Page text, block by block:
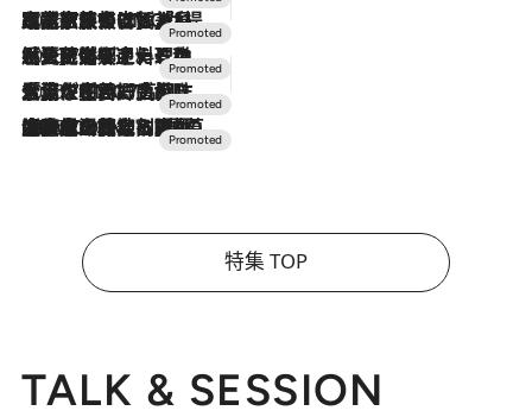
2026.7.31
【ホテル帰省】という選択肢をOMOが提案。家族とほどよい距離を保つには「昼は実家、夜は気兼ねなくホテルで！」
2026.7.24
【夏限定ディナーコース】旬を迎える稚鮎や花ズッキーニなどをイタリア・トスカーナの郷土料理の手法で満喫！
2026.7.17
「土佐和ハーブかき氷」がOMO7高知に登場！生姜、山椒、大葉など目にも舌にも涼を呼ぶ郷土の味
2026.7.10
NEW OPEN！【界 草津】名湯の地に誕生。趣の異なる2種の温泉と上州ならではの会席・蕎麦割烹など美食を味わう究極の癒やし旅
特集 TOP
TALK & SESSION